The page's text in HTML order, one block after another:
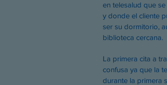
en telesalud que
y donde el cliente
ser su dormitorio,
biblioteca cercana.
La primera cita a
confusa ya que la
durante la primera